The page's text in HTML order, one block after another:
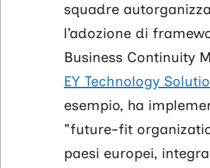
squadre
l’adozione di
Business Continuity
EY Technology
esempio, ha
"future-fit
paesi europei,